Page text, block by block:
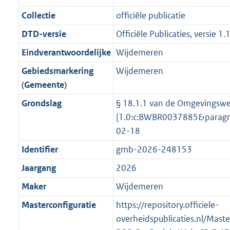
f
o
r
m
a
a
t
b
n
f
o
m
a
a
t
b
i
n
f
o
r
m
a
a
b
e
i
n
o
r
m
a
4
K
b
o
o
t
t
e
2
K
b
r
o
o
t
t
:
2
K
b
Collectie
officiële publicatie
DTD-versie
Officiële Publicaties, versie 1.1
Eindverantwoordelijke Wijdemeren
Gebiedsmarkering
(Gemeente)
Wijdemeren
Grondslag
§ 18.1.1 van de
02-18
Identifier
gmb-2026-248153
Jaargang
2026
Maker
Wijdemeren
Masterconfiguratie
https://repository.officiele-
overheidspublicaties.nl/